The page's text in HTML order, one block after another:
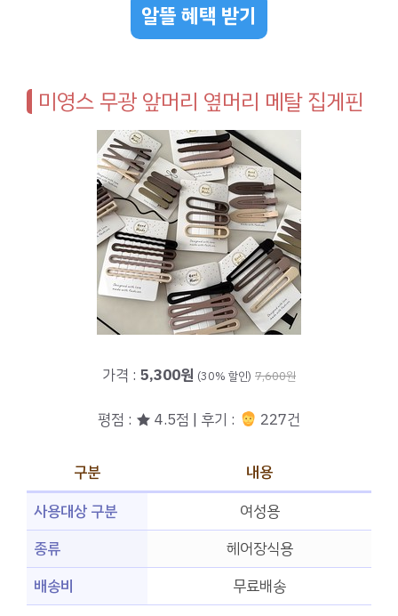
알뜰 혜택 받기
미영스 무광 앞머리 옆머리 메탈 집게핀
가격 : 5,300원 (30% 할인) 7,600원
평점 : ★ 4.5점 | 후기 : 227건
구분
내용
사용대상 구분
여성용
종류
헤어장식용
배송비
무료배송